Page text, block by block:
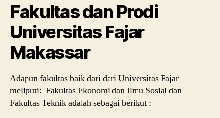
Fakultas dan Prodi
Universitas Fajar
Makassar
Adapun fakultas baik dari dari Universitas Fajar
meliputi: Fakultas Ekonomi dan Ilmu Sosial dan
Fakultas Teknik adalah sebagai berikut :